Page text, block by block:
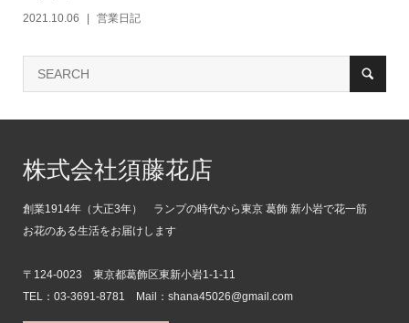
2021.10.06 営業日記
株式会社須藤花店
創業1914年（大正3年） ランプの時代から東京 葛飾 新小岩で花一筋
お花のある生活をお届けします
〒124-0023 東京都葛飾区東新小岩1-1-11
TEL：03-3691-8781 Mail：shana45026@gmail.com